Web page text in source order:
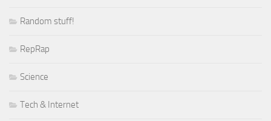
Random stuff!
RepRap
Science
Tech & Internet